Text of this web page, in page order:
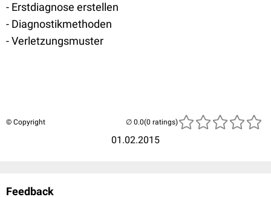
- Erstdiagnose erstellen
- Diagnostikmethoden
- Verletzungsmuster
© Copyright
01.02.2015
(0 ratings)
Feedback